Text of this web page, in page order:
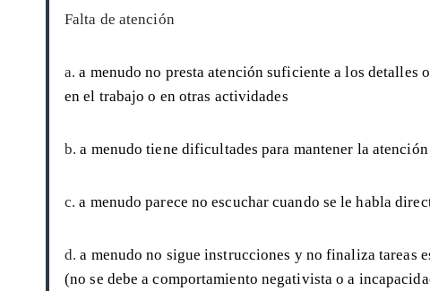
Falta de atención
a.a menudo no presta atención suficiente a los detalles
en el trabajo o en otras actividades
b.a menudo tiene dificultades para mantener la
c.a menudo parece no escuchar cuando se le habla
d.a menudo no sigue instrucciones y no finaliza tareas
(no se debe a comportamiento negativista o a